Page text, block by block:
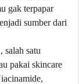
gak terpapar
sumber dari
salah satu
pakai skincare